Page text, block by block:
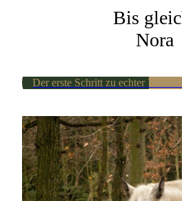
Bis
Nora
Der erste Schritt zu echter